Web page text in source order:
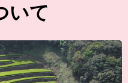
いて